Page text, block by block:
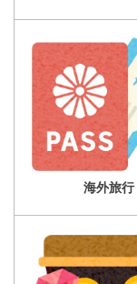
海外旅行